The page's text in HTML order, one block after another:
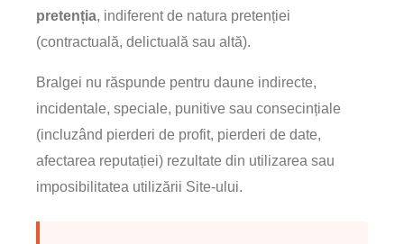
pretenția, indiferent de natura pretenției
(contractuală, delictuală sau altă).
Bralgei nu răspunde pentru daune indirecte,
incidentale, speciale, punitive sau consecințiale
(incluzând pierderi de profit, pierderi de date,
afectarea reputației) rezultate din utilizarea sau
imposibilitatea utilizării Site-ului.